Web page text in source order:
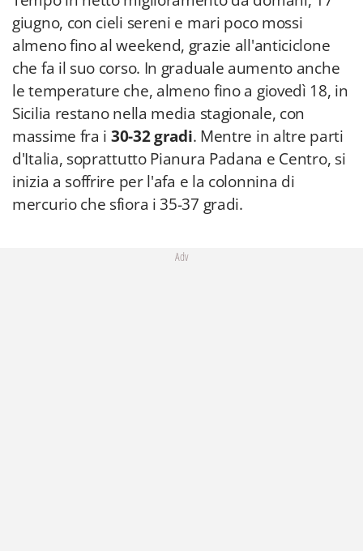
giugno, con cieli sereni e mari poco mossi
almeno fino al weekend, grazie all'anticiclone
che fa il suo corso. In graduale aumento anche
le temperature che, almeno fino a giovedì 18, in
Sicilia restano nella media stagionale, con
massime fra i 30-32 gradi. Mentre in altre parti
d'Italia, soprattutto Pianura Padana e Centro, si
inizia a soffrire per l'afa e la colonnina di
mercurio che sfiora i 35-37 gradi.
Adv